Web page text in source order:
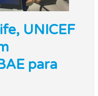
UNICEF
para